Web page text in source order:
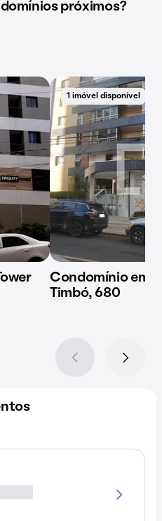
próximos?
1 imóvel disponível
Condomínio em
Timbó, 680